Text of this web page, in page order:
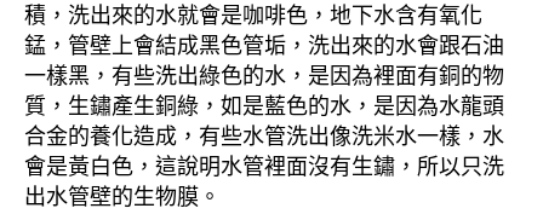
積，洗出來的水就會是咖啡色，地下水含有氧化
錳，管壁上會結成黑色管垢，洗出來的水會跟石油
一樣黑，有些洗出綠色的水，是因為裡面有銅的物
質，生鏽產生銅綠，如是藍色的水，是因為水龍頭
合金的養化造成，有些水管洗出像洗米水一樣，水
會是黃白色，這說明水管裡面沒有生鏽，所以只洗
出水管壁的生物膜。